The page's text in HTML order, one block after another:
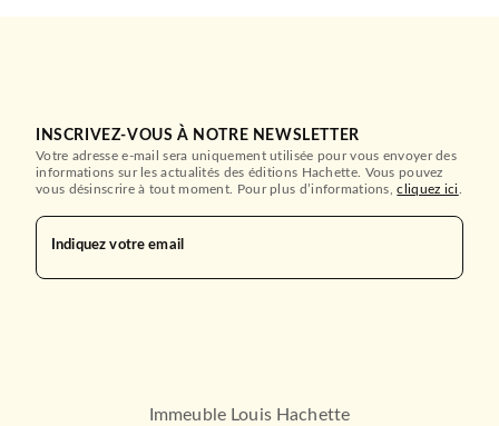
INSCRIVEZ-VOUS À NOTRE NEWSLETTER
Votre adresse e-mail sera uniquement utilisée pour vous envoyer des
informations sur les actualités des éditions Hachette. Vous pouvez
vous désinscrire à tout moment. Pour plus d’informations,cliquez ici
Indiquez votre email
Immeuble Louis Hachette